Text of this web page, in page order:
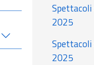
Spettacoli
2025
Spettacoli
2025